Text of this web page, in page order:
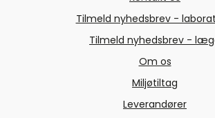
Tilmeld nyhedsbrev -
Tilmeld nyhedsbrev -
Om os
Miljøtiltag
Leverandører